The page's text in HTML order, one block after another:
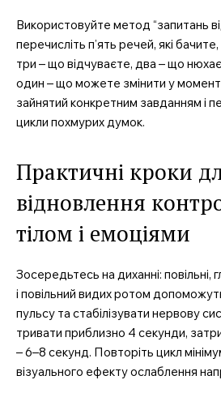
Підписка
Мій акаунт
Медичні книги
Використовуйте метод “запитань
перечисліть п’ять речей, які
три – що відчуваєте, два – що
один – що можете змінити у
зайнятий конкретним завданням і
цикли похмурих думок.
Практичні кроки
відновлення
тілом і емоціями
Зосередьтесь на диханні: повільні,
і повільний видих ротом
пульсу та стабілізувати нервову
тривати приблизно 4 секунди,
– 6–8 секунд. Повторіть цикл
візуального ефекту ослаблення